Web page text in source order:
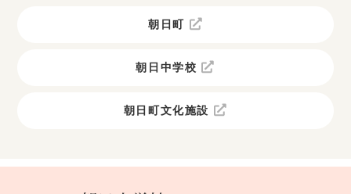
朝日町
朝日中学校
朝日町文化施設